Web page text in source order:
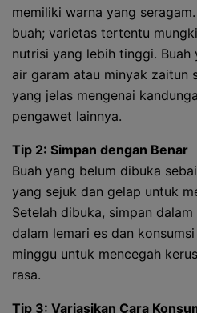
memiliki warna yang
buah; varietas tertentu
nutrisi yang lebih tinggi.
air garam atau minyak zaitun
yang jelas mengenai
pengawet lainnya.
Tip 2: Simpan dengan Benar
Buah yang belum dibuka
yang sejuk dan gelap untuk
Setelah dibuka, simpan
dalam lemari es dan
minggu untuk mencegah
rasa.
Tip 3: Variasikan Cara